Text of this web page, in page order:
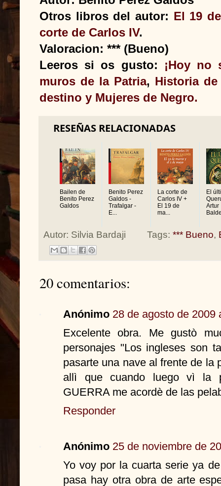
Otros libros del autor: El 19
corte de Carlos IV.
Valoracion: *** (Bueno)
Leeros si os gusto: ¡Hoy no
muros de la Patria, Historia
destino y Mujeres de Negro.
RESEÑAS RELACIONADAS
Bailen de
Benito Perez
Galdos
Benito Perez
Galdos -
Trafalgar -
E...
La corte de
Carlos IV +
El 19 de
ma...
El
Artur
Autor: Silvia Bardaji Tags: *** Bueno,
20 comentarios:
Anónimo 28 de agosto de 2009
Excelente obra. Me gustò
personajes "Los ingleses son
pasarte una nave al frente de la
allì que cuando luego vì la
GUERRA me acordè de las
Responder
Anónimo 25 de noviembre de
Yo voy por la cuarta serie ya
pasa hay otra obra de arte